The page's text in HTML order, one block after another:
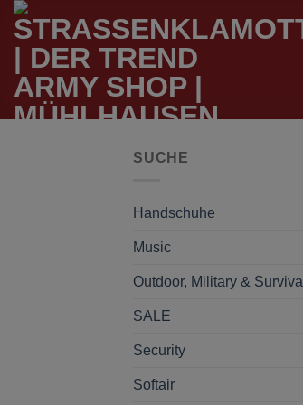
Zum
Inhalt
springen
SUCHE
Handschuhe
Music
Outdoor, Military & Survival
SALE
Security
Softair